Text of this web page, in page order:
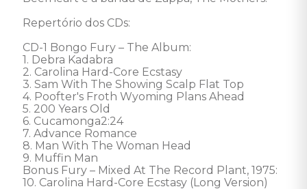
Repertório dos CDs:
CD-1 Bongo Fury – The Album:
1. Debra Kadabra
2. Carolina Hard-Core Ecstasy
3. Sam With The Showing Scalp Flat Top
4. Poofter's Froth Wyoming Plans Ahead
5. 200 Years Old
6. Cucamonga2:24
7. Advance Romance
8. Man With The Woman Head
9. Muffin Man
Bonus Fury – Mixed At The Record Plant, 1975:
10. Carolina Hard-Core Ecstasy (Long Version)